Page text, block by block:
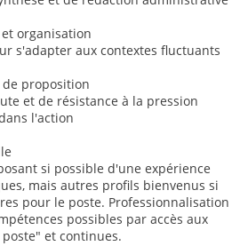
organisation
s'adapter aux contextes fluctuants
proposition
et de résistance à la pression
l'action
si possible d'une expérience
mais autres profils bienvenus si
pour le poste. Professionnalisation
possibles par accès aux
et continues.